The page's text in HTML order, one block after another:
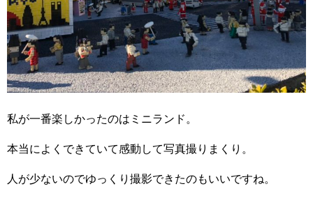
私が一番楽しかったのはミニランド。
本当によくできていて感動して写真撮りまくり。
人が少ないのでゆっくり撮影できたのもいいですね。